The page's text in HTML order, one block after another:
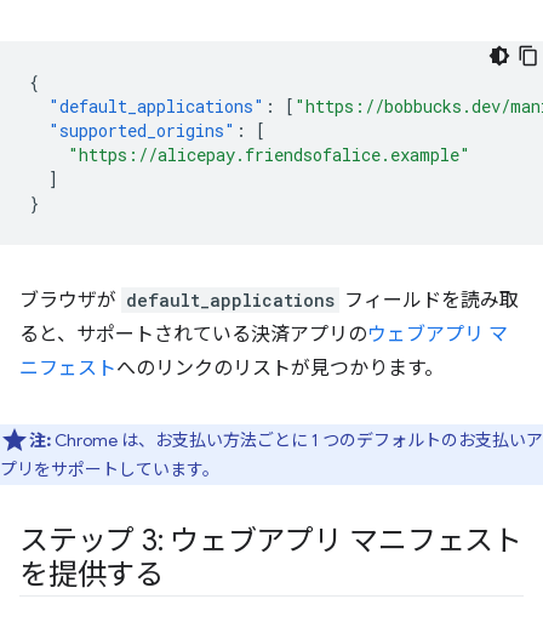
{
"default_applications" : [ "https://bobbucks.dev/
"supported_origins" :
[
"https://alicepay.friendsofalice.example"
]
}
ブラウザが default_applications フィールドを読み取
ると、サポートされている決済アプリのウェブアプリ マ
ニフェストへのリンクのリストが見つかります。
注: Chrome は、お支払い方法ごとに 1 つのデフォルトのお支払いア
プリをサポートしています。
ステップ 3: ウェブアプリ マニフェスト
を提供する